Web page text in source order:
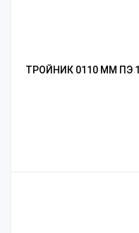
ТРОЙНИК 0110 ММ ПЭ